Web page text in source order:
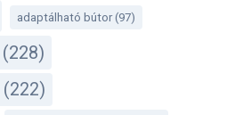
adaptálható bútor(97)
(228)
(222)